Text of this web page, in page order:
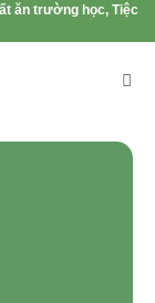
ăn trường học, Tiệc